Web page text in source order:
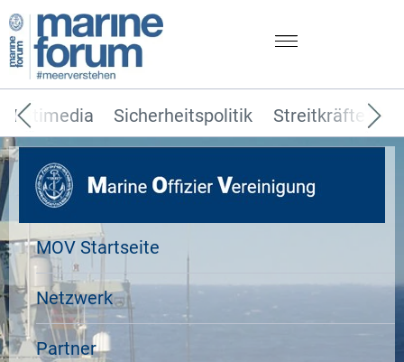
Sicherheitspolitik Streitkräfte
Multimedia
MOV Startseite
Netzwerk
Partner